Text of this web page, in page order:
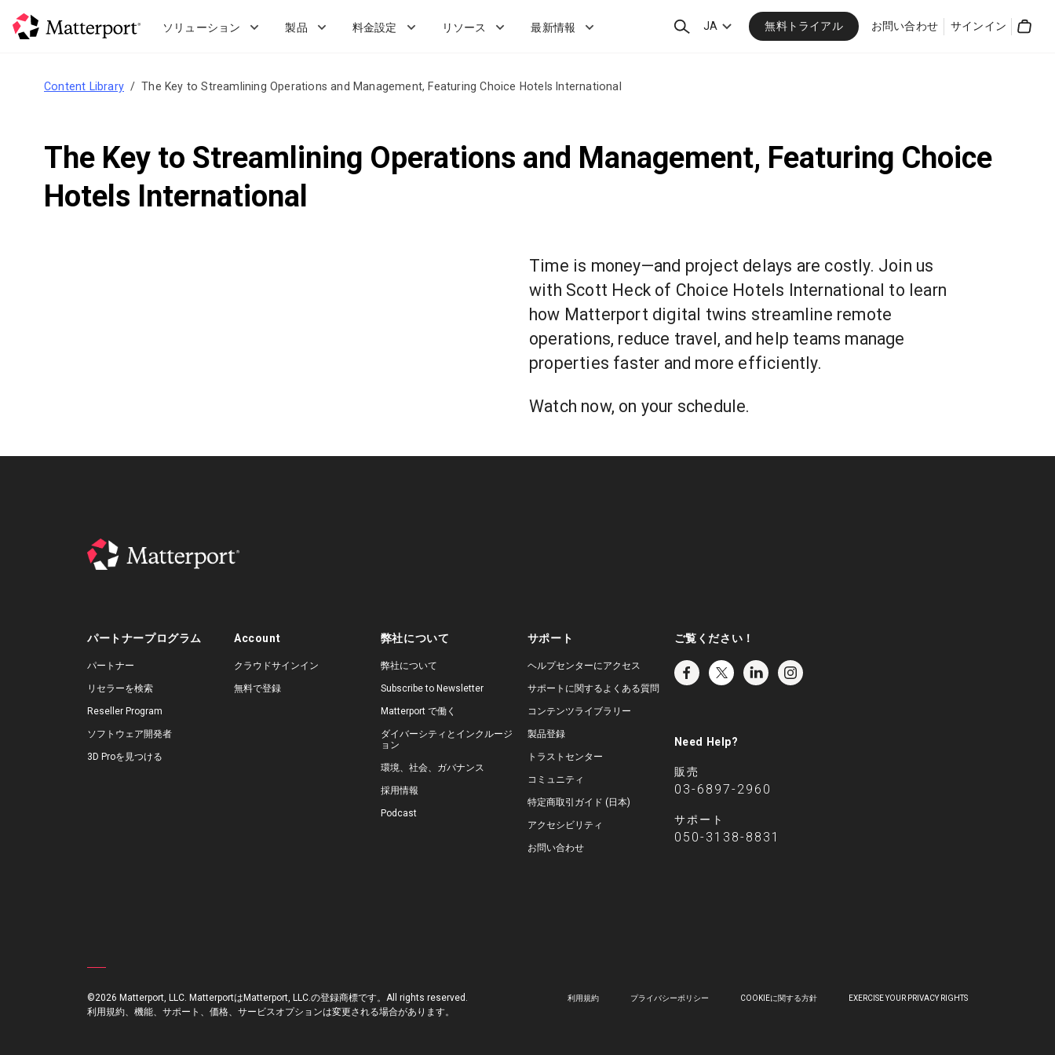
ソリューション 製品 料金設定 リソース 最新情報
検
JA 無料トライアル お問い合わせ サインイン
Content Library The Key to Streamlining Operations and Management, Featuring Choice Hotels International
The Key to Streamlining Operations and Management, Featuring Choice
Hotels International
Time is money—and project delays are costly. Join us
with Scott Heck of Choice Hotels International to learn
how Matterport digital twins streamline remote
operations, reduce travel, and help teams manage
properties faster and more efficiently.
Watch now, on your schedule.
パートナープログラム
パートナー
リセラーを検索
Reseller Program
ソフトウェア開発者
3D Proを見つける
Account
クラウドサインイン
無料で登録
弊社について
弊社について
Subscribe to Newsletter
Matterport で働く
ダイバーシティとインクルージ
ョン
環境、社会、ガバナンス
採用情報
Podcast
サポート
ヘルプセンターにアクセス
サポートに関するよくある質問
コンテンツライブラリー
製品登録
トラストセンター
コミュニティ
特定商取引ガイド (日本)
アクセシビリティ
お問い合わせ
ご覧ください！
Need Help?
販売
03-6897-2960
サポート
050-3138-8831
©2026 Matterport, LLC. MatterportはMatterport, LLC.の登録商標です。All rights reserved.
利用規約、機能、サポート、価格、サービスオプションは変更される場合があります。
利用規約 プライバシーポリシー COOKIEに関する方針 EXERCISE YOUR PRIVACY RIGHTS